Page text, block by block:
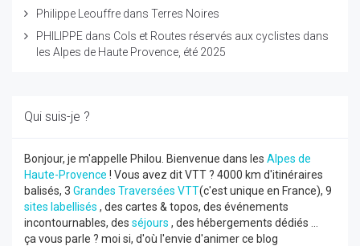
Philippe Leouffre dans Terres Noires
PHILIPPE dans Cols et Routes réservés aux cyclistes dans
les Alpes de Haute Provence, été 2025
Qui suis-je ?
Bonjour, je m'appelle Philou. Bienvenue dans les Alpes de
Haute-Provence ! Vous avez dit VTT ? 4000 km d'itinéraires
balisés, 3 Grandes Traversées VTT(c'est unique en France), 9
sites labellisés , des cartes & topos, des événements
incontournables, des séjours , des hébergements dédiés ...
ça vous parle ? moi si, d'où l'envie d'animer ce blog